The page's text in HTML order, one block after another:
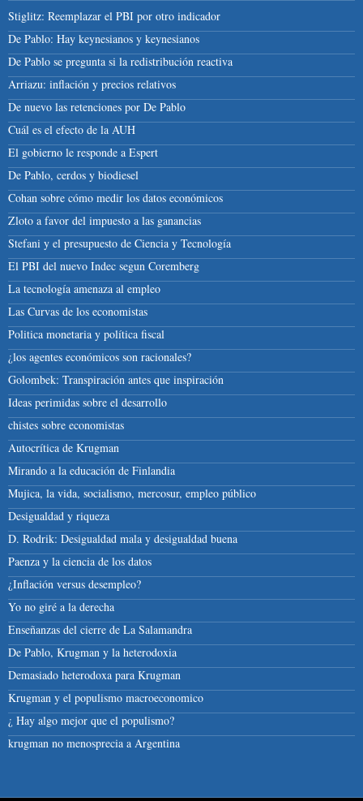
Stiglitz: Reemplazar el PBI por otro indicador
De Pablo: Hay keynesianos y keynesianos
De Pablo se pregunta si la redistribución reactiva
Arriazu: inflación y precios relativos
De nuevo las retenciones por De Pablo
Cuál es el efecto de la AUH
El gobierno le responde a Espert
De Pablo, cerdos y biodiesel
Cohan sobre cómo medir los datos económicos
Zloto a favor del impuesto a las ganancias
Stefani y el presupuesto de Ciencia y Tecnología
El PBI del nuevo Indec segun Coremberg
La tecnología amenaza al empleo
Las Curvas de los economistas
Politica monetaria y política fiscal
¿los agentes económicos son racionales?
Golombek: Transpiración antes que inspiración
Ideas perimidas sobre el desarrollo
chistes sobre economistas
Autocrítica de Krugman
Mirando a la educación de Finlandia
Mujica, la vida, socialismo, mercosur, empleo público
Desigualdad y riqueza
D. Rodrik: Desigualdad mala y desigualdad buena
Paenza y la ciencia de los datos
¿Inflación versus desempleo?
Yo no giré a la derecha
Enseñanzas del cierre de La Salamandra
De Pablo, Krugman y la heterodoxia
Demasiado heterodoxa para Krugman
Krugman y el populismo macroeconomico
¿ Hay algo mejor que el populismo?
krugman no menosprecia a Argentina